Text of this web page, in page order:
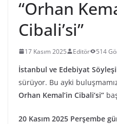
“Orhan
Cibali’si”
17 Kasım 2025 Editör 514
İstanbul ve Edebiyat
sürüyor. Bu ayki
Orhan Kemal’in Cibali’si”
20 Kasım 2025 Perşembe